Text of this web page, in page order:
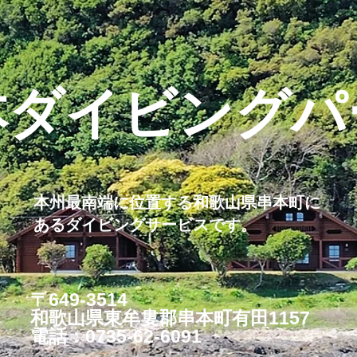
イビング
本州最南端に位置する和歌山県串本町に
あるダイビングサービスです。
〒649-3514
和歌山県東牟婁郡串本町有田1157
​電話：0735-62-6091​